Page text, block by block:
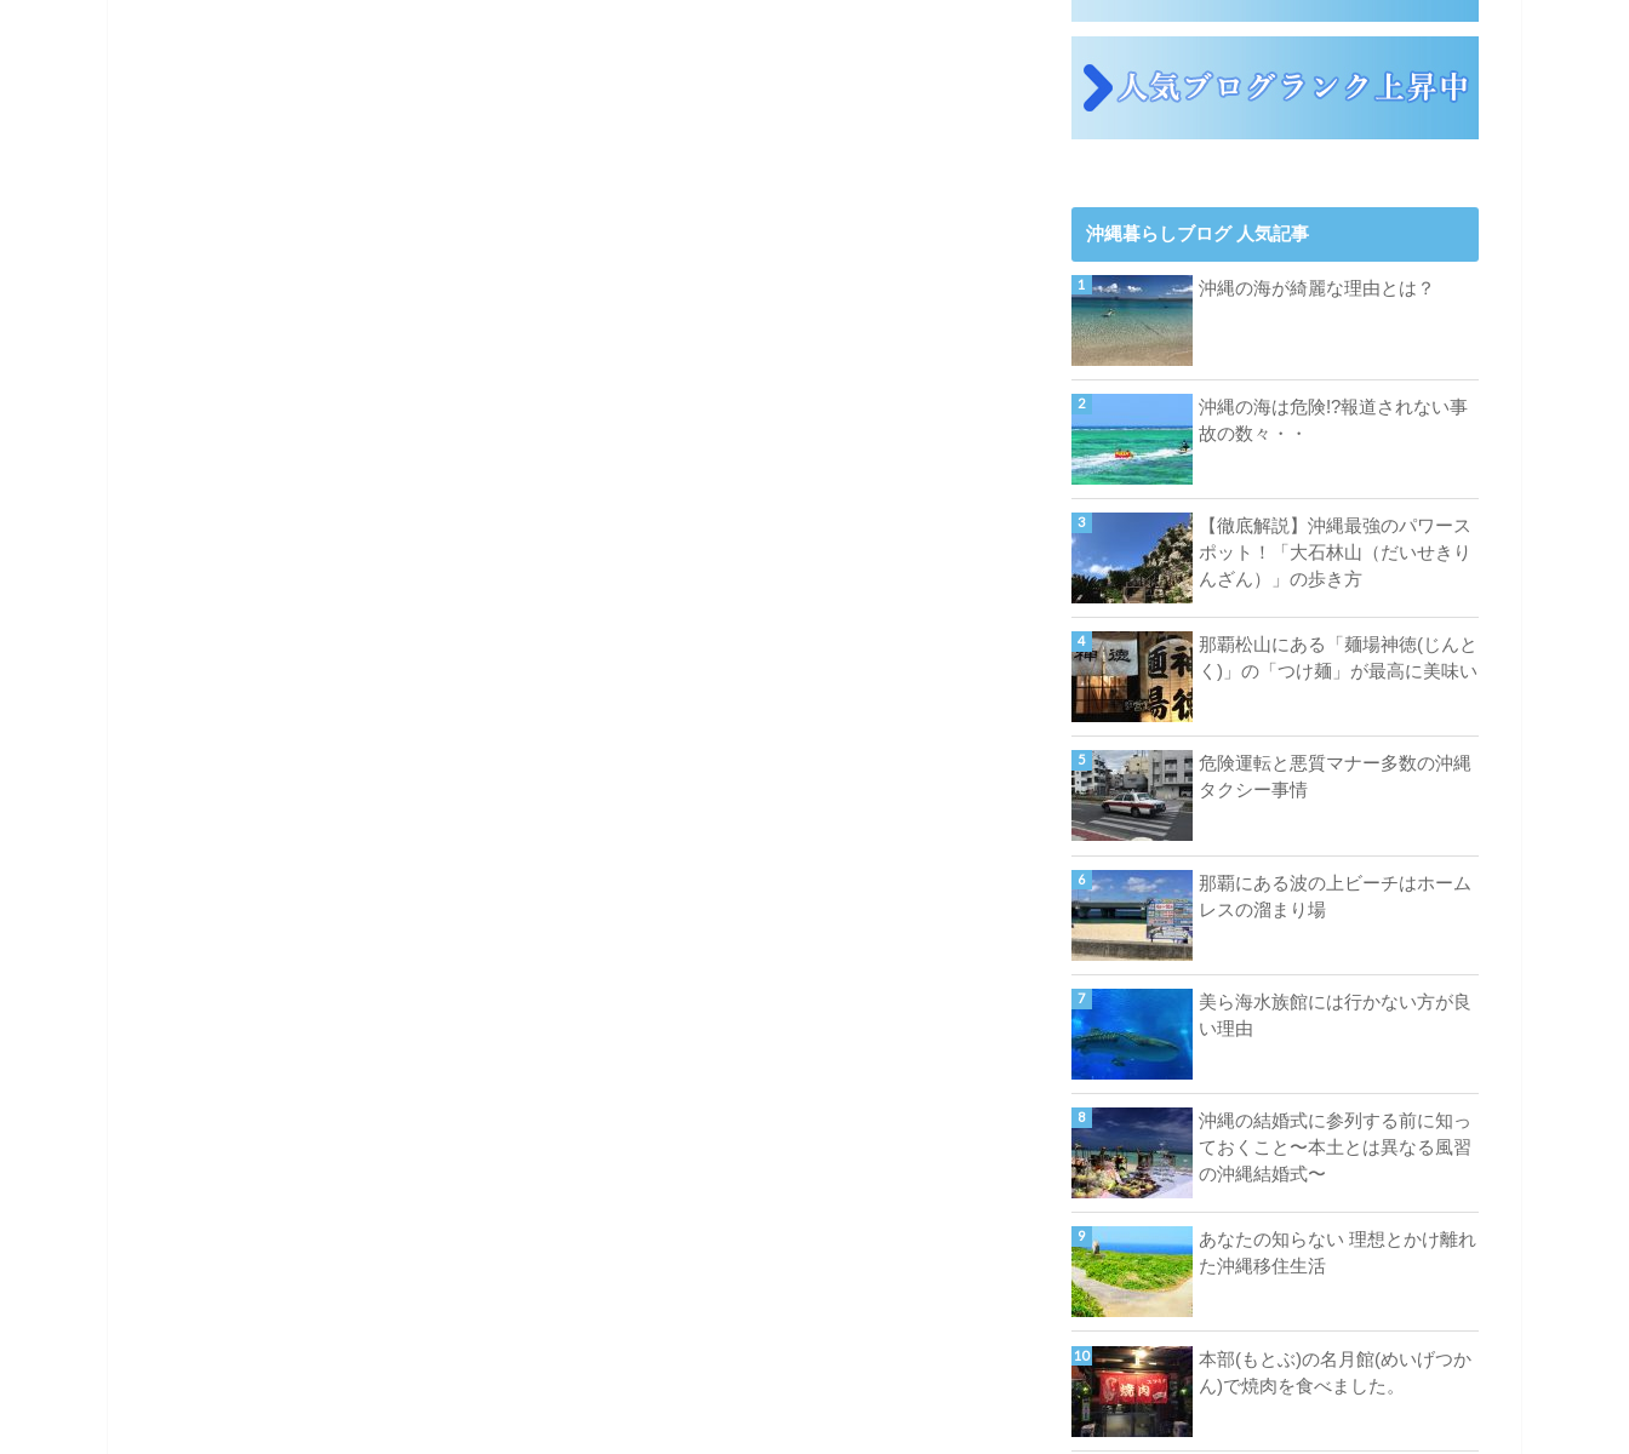
沖縄暮らしブログ 人気記事
沖縄の海が綺麗な理由とは？
沖縄の海は危険!?報道されない事
故の数々・・
【徹底解説】沖縄最強のパワース
ポット！「大石林山（だいせきり
んざん）」の歩き方
那覇松山にある「麺場神徳(じんと
く)」の「つけ麺」が最高に美味い
危険運転と悪質マナー多数の沖縄
タクシー事情
那覇にある波の上ビーチはホーム
レスの溜まり場
美ら海水族館には行かない方が良
い理由
沖縄の結婚式に参列する前に知っ
ておくこと〜本土とは異なる風習
の沖縄結婚式〜
あなたの知らない 理想とかけ離れ
た沖縄移住生活
本部(もとぶ)の名月館(めいげつか
ん)で焼肉を食べました。